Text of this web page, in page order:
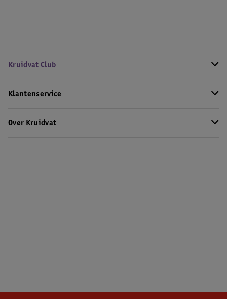
Kruidvat Club
Klantenservice
Over Kruidvat